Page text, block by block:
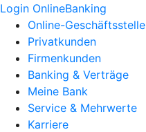
Login OnlineBanking
Online-Geschäftsstelle
Privatkunden
Firmenkunden
Banking & Verträge
Meine Bank
Service & Mehrwerte
Karriere